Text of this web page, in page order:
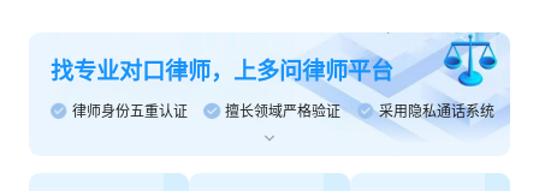
找专业对口律师，上多问律师平台
律师身份五重认证 擅长领域严格验证 采用隐私通话系统